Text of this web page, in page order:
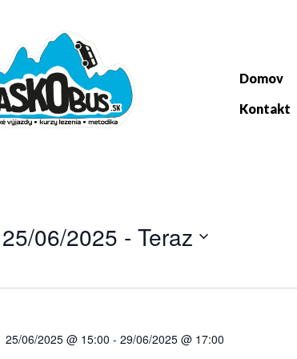
Domov
Kontakt
25/06/2025 - Teraz
25/06/2025 @ 15:00 - 29/06/2025 @ 17:00